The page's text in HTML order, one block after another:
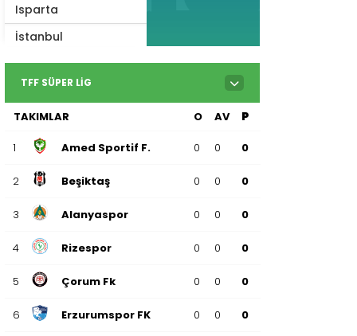
Isparta
İstanbul
İzmir
Kahramanmaraş
Karabük
Karaman
Kars
Kayseri
Kilis
Kırıkkale
Kırklareli
TFF SÜPER LIG
TAKIMLAR O AV P
1 Amed Sportif F. 0 0 0
2 Beşiktaş 0 0 0
3 Alanyaspor 0 0 0
4 Rizespor 0 0 0
5 Çorum Fk 0 0 0
6 Erzurumspor FK 0 0 0